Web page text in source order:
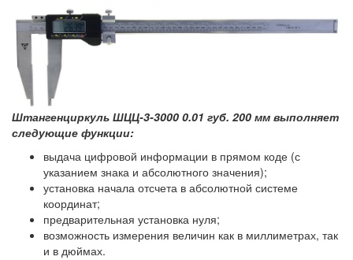
Штангенциркуль ШЦЦ-3-3000 0.01 губ. 200 мм выполняет
следующие функции:
выдача цифровой информации в прямом коде (с
указанием знака и абсолютного значения);
установка начала отсчета в абсолютной системе
координат;
предварительная установка нуля;
возможность измерения величин как в миллиметрах, так
и в дюймах.